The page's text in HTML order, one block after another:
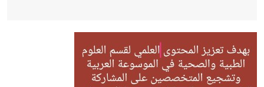
- هل تعلم أن أبقراط كتب في الطب أربعة مؤلفات هي:
الحكم، الأدلة، تنظيم التغذية، ورسالته في جروح الرأس. ويعود
له الفضل بأنه حرر الطب من الدين والفلسفة.